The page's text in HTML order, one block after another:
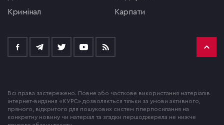
кримінал
Карпати
Всі права застережено. Повне або часткове використання матеріалів
інтернет-видання «КУРС» дозволяється тільки за умови активного,
прямого, відкритого для пошукових систем гіперпосилання на
конкретну новину чи матеріал та згадки першоджерела не нижче